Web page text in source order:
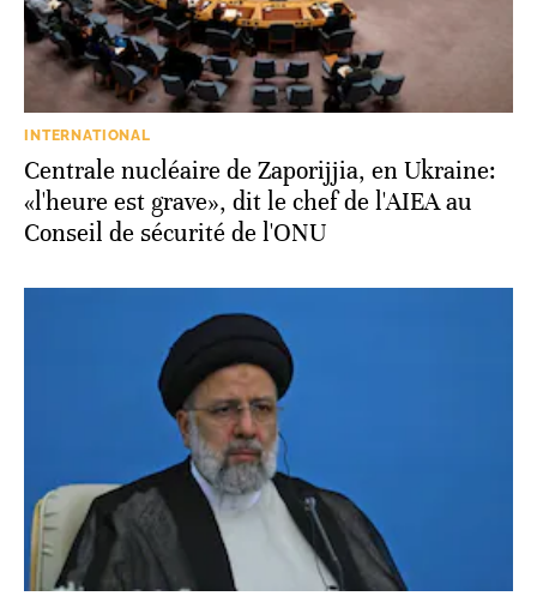
INTERNATIONAL
Centrale nucléaire de Zaporijjia, en Ukraine:
«l'heure est grave», dit le chef de l'AIEA au
Conseil de sécurité de l'ONU